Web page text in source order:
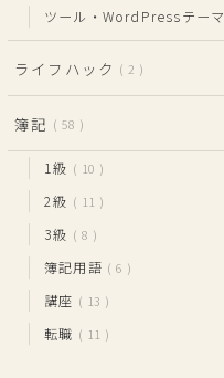
ツール・WordPressテーマ
ライフハック 2
簿記 58
1級 10
2級 11
3級 8
簿記用語 6
講座 13
転職 11